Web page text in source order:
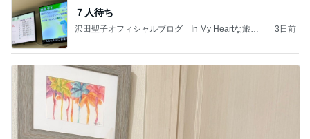
７人待ち
沢田聖子オフィシャルブログ「In My Heartな旅日
3日前